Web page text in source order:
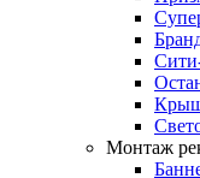
Монтаж